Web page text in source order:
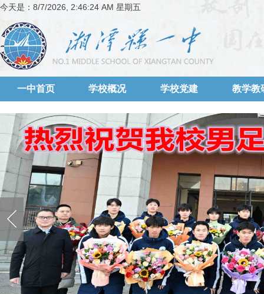
今天是： 8/7/2026, 2:46:24 AM 星期五
一中首页 学校概况 学校党建 教学教